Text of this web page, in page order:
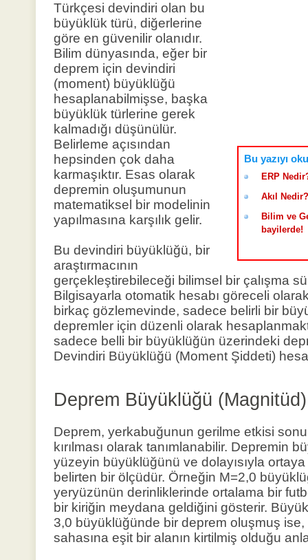
Bu yazıyı
ERP
Akıl Nedir?
Bilim ve
bayilerde!
Türkçesi devindiri olan bu
büyüklük türü, diğerlerine
göre en güvenilir olanıdır.
Bilim dünyasında, eğer bir
deprem için devindiri
(moment) büyüklüğü
hesaplanabilmişse, başka
büyüklük türlerine gerek
kalmadığı düşünülür.
Belirleme açısından
hepsinden çok daha
karmaşıktır. Esas olarak
depremin oluşumunun
matematiksel bir modelinin
yapılmasına karşılık gelir.
Bu devindiri büyüklüğü, bir
araştırmacının
gerçekleştirebileceği bilimsel bir çalışma
Bilgisayarla otomatik hesabı göreceli
birkaç gözlemevinde, sadece belirli bir
depremler için düzenli olarak
sadece belli bir büyüklüğün üzerindeki
Devindiri Büyüklüğü (Moment Şiddeti)
Deprem Büyüklüğü
Deprem, yerkabuğunun gerilme etkisi
kırılması olarak tanımlanabilir. Depremin
yüzeyin büyüklüğünü ve dolayısıyla
belirten bir ölçüdür. Örneğin M=2,0
yeryüzünün derinliklerinde ortalama bir
bir kiriğin meydana geldiğini gösterir.
3,0 büyüklüğünde bir deprem oluşmuş
sahasına eşit bir alanın kirtilmiş olduğu